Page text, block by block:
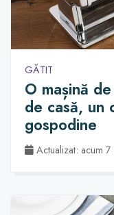
GĂTIT
O mașină
de casă, un
gospodine
Actualizat: acum 7